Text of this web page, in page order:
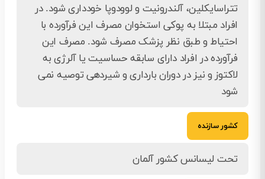
تتراسایکلین، آلندرونیت و لوودوپا خودداری شود. در
افراد مبتلا به پوکی استخوان مصرف این فرآورده با
احتیاط و طبق نظر پزشک مصرف شود. مصرف این
فرآورده در افراد دارای سابقه حساسیت یا آلرژی به
لاکتوز و نیز در دوران بارداری و شیردهی توصیه نمی
شود
کشور سازنده
تحت لیسانس کشور آلمان